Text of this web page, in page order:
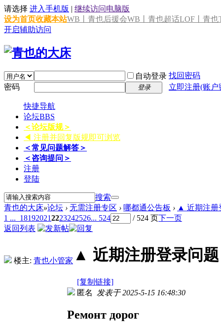
请选择 进入手机版 | 继续访问电脑版
设为首页收藏本站WB丨青也后援会WB丨青也超话LOF丨青也
开启辅助访问
自动登录 找回密码
密码
登录 立即注册(账
快捷导航
论坛BBS
＜论坛版规＞
◀ 注册并回复版规即可浏览
＜常见问题解答＞
＜咨询提问＞
注册
登陆
搜索
青也的大床»论坛 › 无需注册专区 › 哪都通公告板 › ▲ 近期注册
1 ... 181920212223242526... 524 / 524 页下一页
返回列表
楼主: 青也小管家 ▲ 近期注册登录问题
[复制链接]
匿名 发表于 2025-5-15 16:48:30
Ремонт дорог